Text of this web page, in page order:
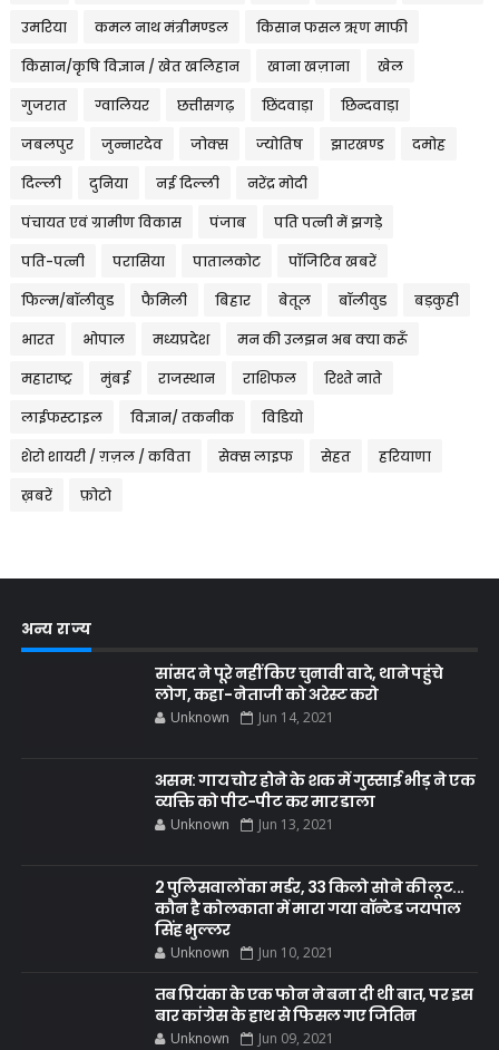
उमरिया कमल नाथ मंत्रीमण्डल किसान फसल ऋण माफी
किसान/कृषि विज्ञान / खेत खलिहान खाना खज़ाना खेल
गुजरात ग्वालियर छत्तीसगढ़ छिंदवाड़ा छिन्दवाड़ा
जबलपुर जुन्नारदेव जोक्स ज्योतिष झारखण्ड दमोह
दिल्ली दुनिया नई दिल्ली नरेंद्र मोदी
पंचायत एवं ग्रामीण विकास पंजाब पति पत्नी में झगड़े
पति-पत्नी परासिया पातालकोट पॉजिटिव खबरें
फिल्म/बॉलीवुड फैमिली बिहार बेतूल बॉलीवुड बड़कुही
भारत भोपाल मध्यप्रदेश मन की उलझन अब क्या करूँ
महाराष्ट्र मुंबई राजस्थान राशिफल रिश्ते नाते
लाईफस्टाइल विज्ञान/ तकनीक विडियो
शेरो शायरी / ग़ज़ल / कविता सेक्स लाइफ सेहत हरियाणा
ख़बरें फ़ोटो
अन्य राज्य
सांसद ने पूरे नहीं किए चुनावी वादे, थाने पहुंचे
लोग, कहा- नेताजी को अरेस्ट करो
Unknown Jun 14, 2021
असम: गाय चोर होने के शक में गुस्साई भीड़ ने एक
व्यक्ति को पीट-पीट कर मार डाला
Unknown Jun 13, 2021
2 पुलिसवालों का मर्डर, 33 किलो सोने की लूट...
कौन है कोलकाता में मारा गया वॉन्टेड जयपाल
सिंह भुल्लर
Unknown Jun 10, 2021
तब प्रियंका के एक फोन ने बना दी थी बात, पर इस
बार कांग्रेस के हाथ से फिसल गए जितिन
Unknown Jun 09, 2021